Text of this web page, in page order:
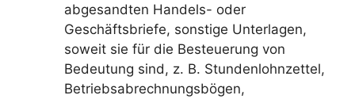
abgesandten Handels- oder
Geschäftsbriefe, sonstige Unterlagen,
soweit sie für die Besteuerung von
Bedeutung sind, z. B. Stundenlohnzettel,
Betriebsabrechnungsbögen,